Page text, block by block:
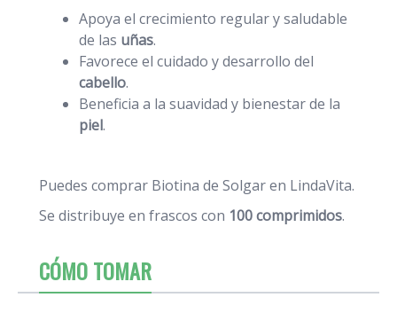
Apoya el crecimiento regular y saludable
de las uñas.
Favorece el cuidado y desarrollo del
cabello.
Beneficia a la suavidad y bienestar de la
piel.
Puedes comprar Biotina de Solgar en LindaVita.
Se distribuye en frascos con 100 comprimidos.
CÓMO TOMAR